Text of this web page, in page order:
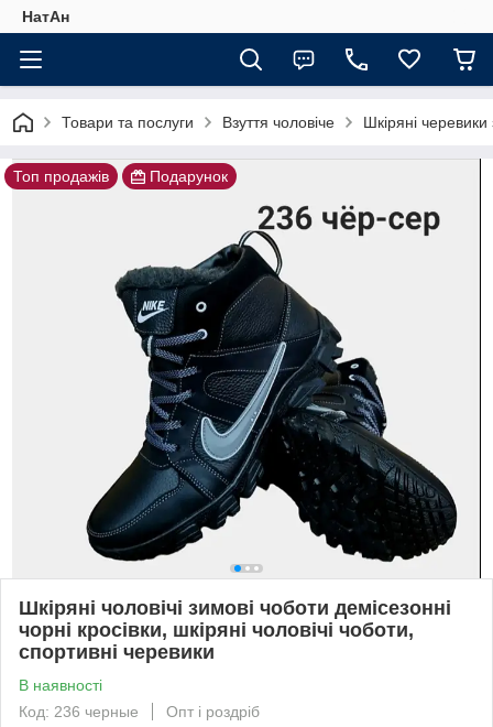
НатАн
Товари та послуги Взуття чоловіче Шкіряні
Топ продажів Подарунок
Шкіряні чоловічі зимові чоботи демісезонні
чорні кросівки, шкіряні чоловічі чоботи,
спортивні черевики
В наявності
Код: 236 черные
Опт і роздріб